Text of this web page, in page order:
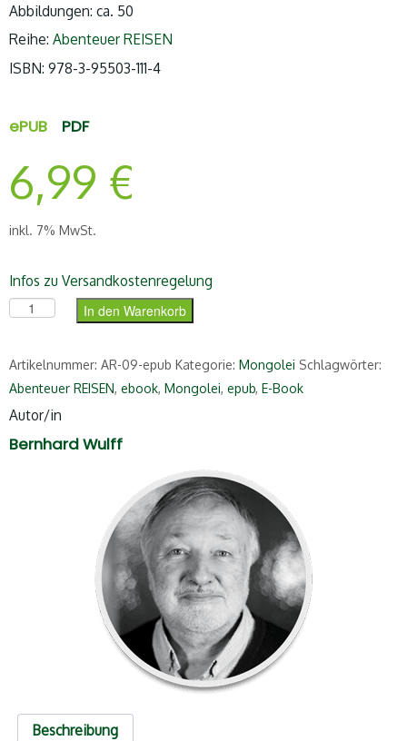
Abbildungen: ca. 50
Reihe: Abenteuer REISEN
ISBN: 978-3-95503-111-4
ePUB PDF
6,99 €
inkl. 7% MwSt.
Infos zu Versandkostenregelung
Fremde Mongolei (ePUB) Menge
In den Warenkorb
Artikelnummer: AR-09-epub Kategorie: Mongolei Schlagwörter:
Abenteuer REISEN, ebook, Mongolei, epub, E-Book
Autor/in
Bernhard Wulff
Beschreibung